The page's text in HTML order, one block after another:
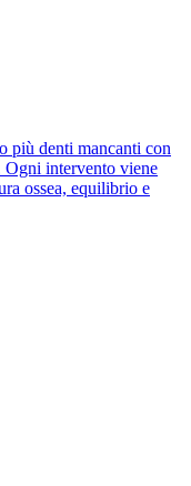
più denti mancanti con
Ogni intervento viene
ossea, equilibrio e